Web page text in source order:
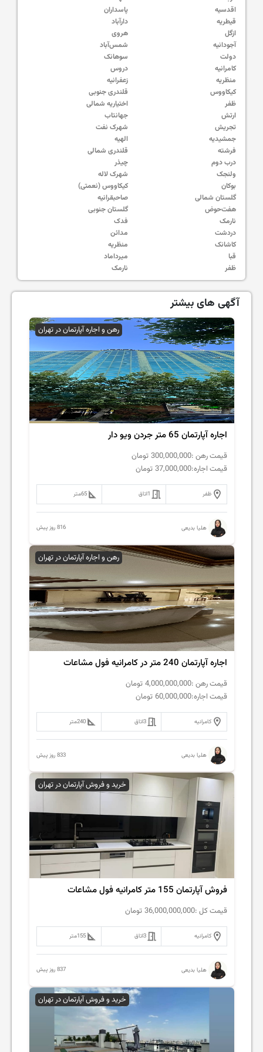
اقدسیه
پاسداران
قیطریه
دارآباد
ازگل
هروی
آجودانیه
شمس‌آباد
دولت
سوهانک
کامرانیه
دروس
منظریه
زعفرانیه
کیکاووس
قلندری جنوبی
ظفر
اختیاریه شمالی
ارتش
جهانتاب
تجریش
شهرک نفت
جمشیدیه
الهیه
فرشته
قلندری شمالی
درب دوم
چیذر
ولنجک
شهرک لاله
بوکان
کیکاووس (نعمتی)
گلستان شمالی
صاحبقرانیه
هفت‌حوض
گلستان جنوبی
نارمک
فدک
دردشت
مدائن
کاشانک
منظریه
قبا
میرداماد
ظفر
نارمک
آگهی های بیشتر
رهن و اجاره آپارتمان در تهران
اجاره آپارتمان 65 متر جردن ویو دار
قیمت رهن :300,000,000 تومان
قیمت اجاره:37,000,000 تومان
ظفر 1اتاق 65متر
هلیا بدیعی 816 روز پیش
رهن و اجاره آپارتمان در تهران
اجاره آپارتمان 240 متر در کامرانیه فول مشاعات
قیمت رهن :4,000,000,000 تومان
قیمت اجاره:60,000,000 تومان
کامرانیه 3اتاق 240متر
هلیا بدیعی 833 روز پیش
خرید و فروش آپارتمان در تهران
فروش آپارتمان 155 متر کامرانیه فول مشاعات
قیمت کل :36,000,000,000 تومان
کامرانیه 3اتاق 155متر
هلیا بدیعی 837 روز پیش
خرید و فروش آپارتمان در تهران